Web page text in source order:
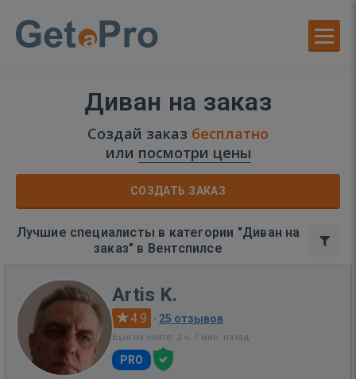
Диван на заказ
Создай заказ бесплатно
или посмотри цены
СОЗДАТЬ ЗАКАЗ
Лучшие специалисты в категории "Диван на
заказ" в Вентспилсе
Artis K.
4.9 · 25 отзывов
Был на сайте: 2 ч. 7 мин. назад
PRO